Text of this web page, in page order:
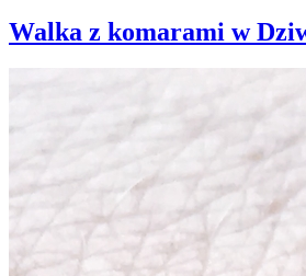
Walka z komarami w